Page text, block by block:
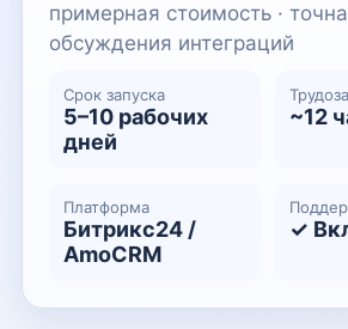
примерная стоимость ·
обсуждения интеграций
Срок запуска
5–10 рабочих
дней
~12
Платформа
Битрикс24 /
AmoCRM
✓